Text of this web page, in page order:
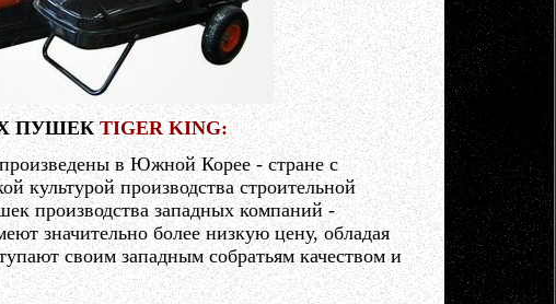
ПУШЕКTIGER KING:
в Южной Корее - стране с
культурой производства строительной
производства западных компаний -
значительно более низкую цену, обладая
своим западным собратьям качеством и